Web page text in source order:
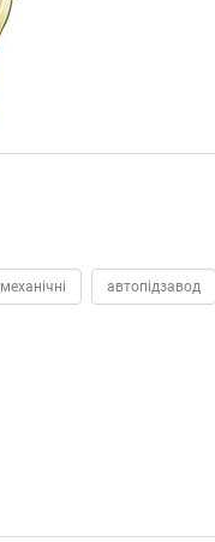
механічні автопідзавод